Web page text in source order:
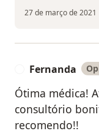
27 de março de 2021
Fernanda
Ótima médica!
consultório
recomendo!!